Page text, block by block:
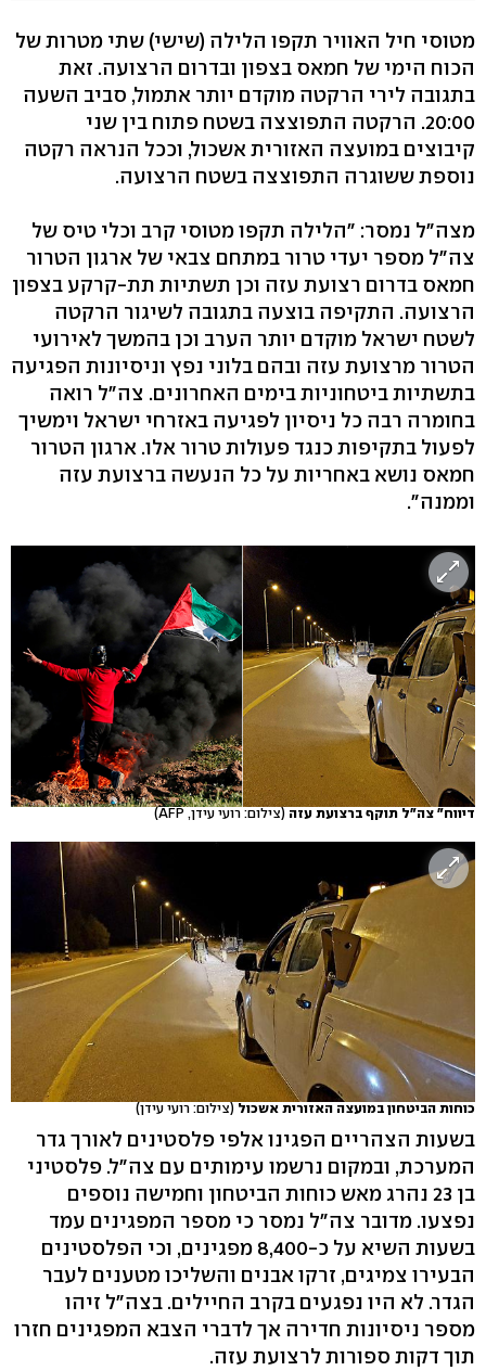
מטוסי חיל האוויר תקפו הלילה (שישי) שתי מטרות של
הכוח הימי של חמאס בצפון ובדרום הרצועה. זאת
בתגובה לירי הרקטה מוקדם יותר אתמול, סביב השעה
20:00. הרקטה התפוצצה בשטח פתוח בין שני
קיבוצים במועצה האזורית אשכול, וככל הנראה רקטה
נוספת ששוגרה התפוצצה בשטח הרצועה.
מצה"ל נמסר: "הלילה תקפו מטוסי קרב וכלי טיס של
צה"ל מספר יעדי טרור במתחם צבאי של ארגון הטרור
חמאס בדרום רצועת עזה וכן תשתיות תת-קרקע בצפון
הרצועה. התקיפה בוצעה בתגובה לשיגור הרקטה
לשטח ישראל מוקדם יותר הערב וכן בהמשך לאירועי
הטרור מרצועת עזה ובהם בלוני נפץ וניסיונות הפגיעה
בתשתיות ביטחוניות בימים האחרונים. צה"ל רואה
בחומרה רבה כל ניסיון לפגיעה באזרחי ישראל וימשיך
לפעול בתקיפות כנגד פעולות טרור אלו. ארגון הטרור
חמאס נושא באחריות על כל הנעשה ברצועת עזה
וממנה".
דיווח" צה"ל תוקף ברצועת עזה(צילום: רועי עידן, AFP)
כוחות הביטחון במועצה האזורית אשכול (צילום: רועי עידן)
בשעות הצהריים הפגינו אלפי פלסטינים לאורך גדר
המערכת, ובמקום נרשמו עימותים עם צה"ל. פלסטיני
בן 23 נהרג מאש כוחות הביטחון וחמישה נוספים
נפצעו. מדובר צה"ל נמסר כי מספר המפגינים עמד
בשעות השיא על כ-8,400 מפגינים, וכי הפלסטינים
הבעירו צמיגים, זרקו אבנים והשליכו מטענים לעבר
הגדר. לא היו נפגעים בקרב החיילים. בצה"ל זיהו
מספר ניסיונות חדירה אך לדברי הצבא המפגינים חזרו
תוך דקות ספורות לרצועת עזה.